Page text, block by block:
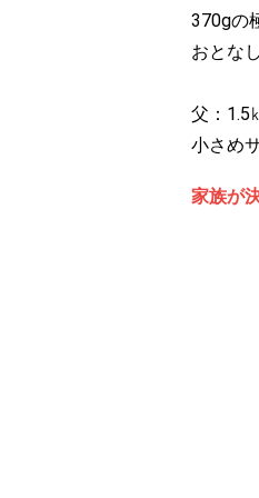
370gの
おとな
父：1.5
小さめ
家族が